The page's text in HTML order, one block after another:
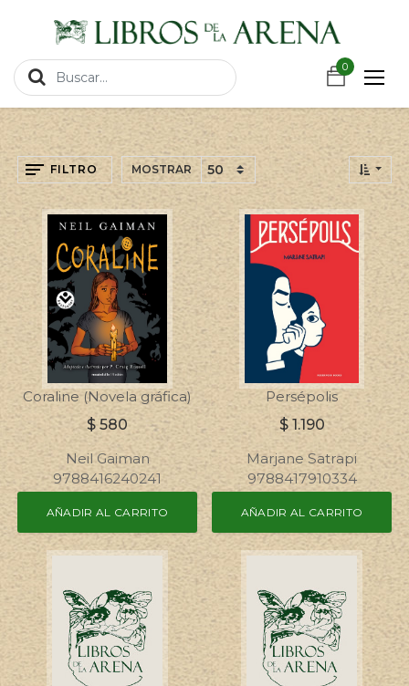
0
0
FILTRO MOSTRAR
Coraline (Novela gráfica)
$ 580
Neil Gaiman
9788416240241
AÑADIR AL CARRITO
Persépolis
$ 1.190
Marjane Satrapi
9788417910334
AÑADIR AL CARRITO